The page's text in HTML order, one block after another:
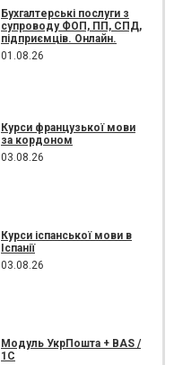
Бухгалтерські послуги з
супроводу ФОП, ПП, СПД,
підприємців. Онлайн.
01.08.26
Курси французької мови
за кордоном
03.08.26
Курси іспанської мови в
Іспанії
03.08.26
Модуль УкрПошта + BAS /
1C